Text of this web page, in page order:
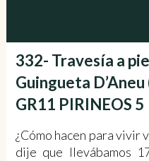
332- Travesía a
Guingueta
GR11 PIRINEOS 5
¿Cómo hacen para vivir
dije que llevábamos